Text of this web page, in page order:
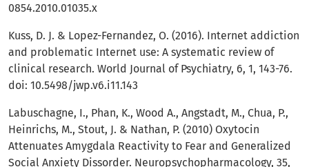
0854.2010.01035.x
Kuss, D. J. & Lopez-Fernandez, O. (2016). Internet addiction
and problematic Internet use: A systematic review of
clinical research. World Journal of Psychiatry, 6, 1, 143-76.
doi: 10.5498/jwp.v6.i11.143
Labuschagne, I., Phan, K., Wood A., Angstadt, M., Chua, P.,
Heinrichs, M., Stout, J. & Nathan, P. (2010) Oxytocin
Attenuates Amygdala Reactivity to Fear and Generalized
Social Anxiety Dissorder. Neuropsychopharmacology, 35,